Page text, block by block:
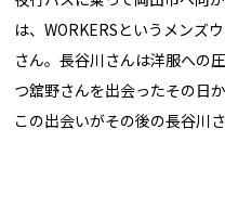
は、WORKERSというメンズ
さん。長谷川さんは洋服への
つ舘野さんを出会ったその日
この出会いがその後の長谷川